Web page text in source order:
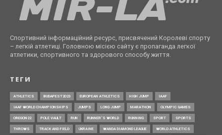
Спортивний інформаційний ресурс, присвячений Королеві спорту
– легкій атлетиці. Головною місією сайту є пропаганда легкої
атлетики, спортивного та здорового способу життя.
ТЕГИ
ATHLETICS BUDAPEST2023 EUROPEAN ATHLETICS HIGH JUMP IAAF
IAAF WORLD CHAMPIONSHIPS JUMPS LONG JUMP MARATHON OLYMPIC GAMES
OREGON22 POLE VAULT RUN RUNNER’S WORLD RUNNING SPORT SPORTS
THROWS TRACK AND FIELD UKRAINE WANDA DIAMOND LEAGUE WORLD ATHLETICS